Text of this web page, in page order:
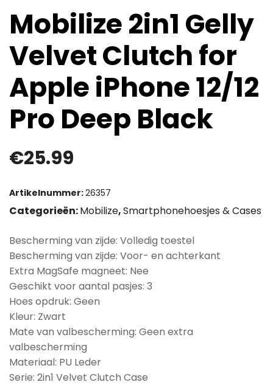
Mobilize 2in1 Gelly
Velvet Clutch for
Apple iPhone 12/12
Pro Deep Black
€25.99
Artikelnummer:26357
Categorieën:Mobilize,Smartphonehoesjes & Cases
Bescherming van zijde: Volledig toestel
Bescherming van zijde: Voor- en achterkant
Extra MagSafe magneet: Nee
Geschikt voor aantal pasjes: 3
Hoes opdruk: Geen
Kleur: Zwart
Mate van valbescherming: Geen extra
valbescherming
Materiaal: PU Leder
Serie: 2in1 Velvet Clutch Case